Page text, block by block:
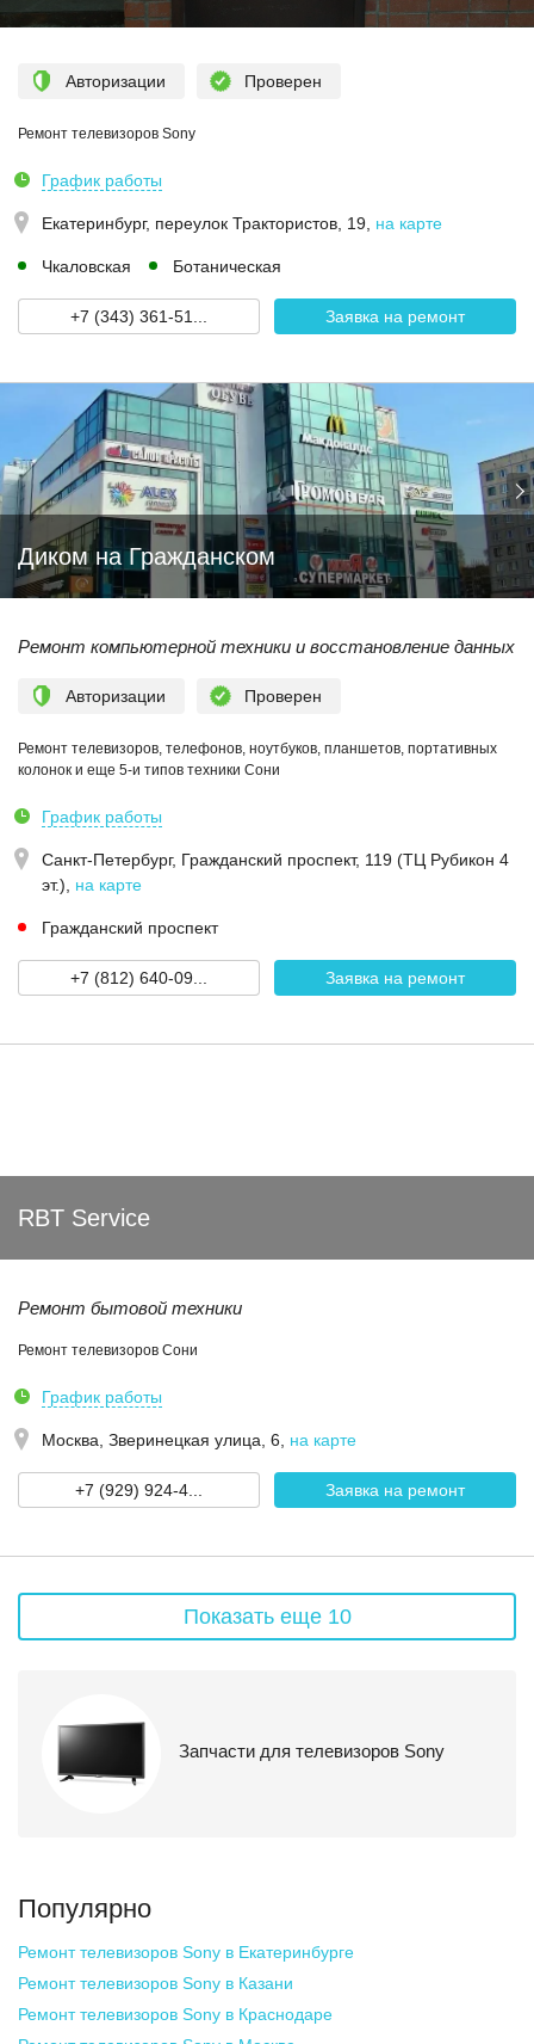
Авторизации Проверен
Ремонт телевизоров Sony
График работы
Екатеринбург, переулок Трактористов, 19 на карте
Чкаловская Ботаническая
+7 (343) 361-51... Заявка на ремонт
Диком на Гражданском
Ремонт компьютерной техники и восстановление данных
Авторизации Проверен
Ремонт телевизоров, телефонов, ноутбуков, планшетов, портативных
колонок и еще 5-и типов техники Сони
График работы
Санкт-Петербург, Гражданский проспект, 119 (ТЦ Рубикон 4
эт.)
на карте
Гражданский проспект
+7 (812) 640-09... Заявка на ремонт
RBT Service
Ремонт бытовой техники
Ремонт телевизоров Сони
График работы
Москва, Зверинецкая улица, 6 на карте
+7 (929) 924-4... Заявка на ремонт
Показать еще 10
Запчасти для телевизоров Sony
Популярно
Ремонт телевизоров Sony в Екатеринбурге
Ремонт телевизоров Sony в Казани
Ремонт телевизоров Sony в Краснодаре